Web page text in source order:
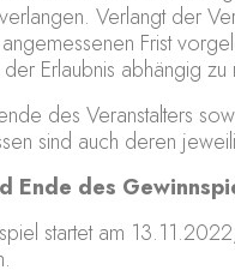
Verlangt der
Frist
Erlaubnis abhängig zu
des Veranstalters
sind auch deren
Ende des
startet am